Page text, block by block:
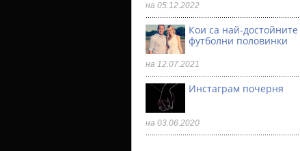
на 05.12.2022
Кои са най-
футболни половинки
на 12.07.2021
Инстаграм почерня
на 03.06.2020